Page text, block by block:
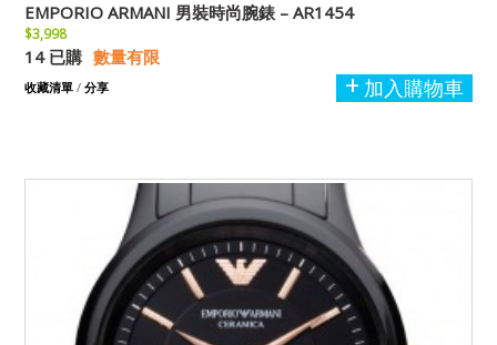
EMPORIO ARMANI 男裝時尚腕錶 – AR1454
$3,998
14 已購 數量有限
加入購物車
收藏清單 / 分享